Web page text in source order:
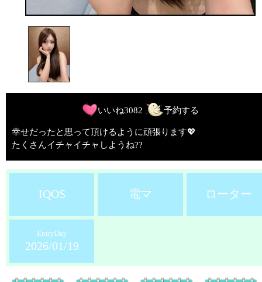
いいね3082 予約する
幸せだったと思って頂けるように頑張ります💖
たくさんイチャイチャしようね??
IQOS 電マ ローター
EntryDay
2026/01/19